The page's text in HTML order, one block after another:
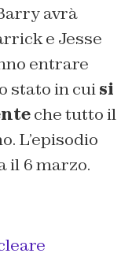
avrà
e Jesse
entrare
stato in cuisi
che tutto il
L’episodio
il 6 marzo.